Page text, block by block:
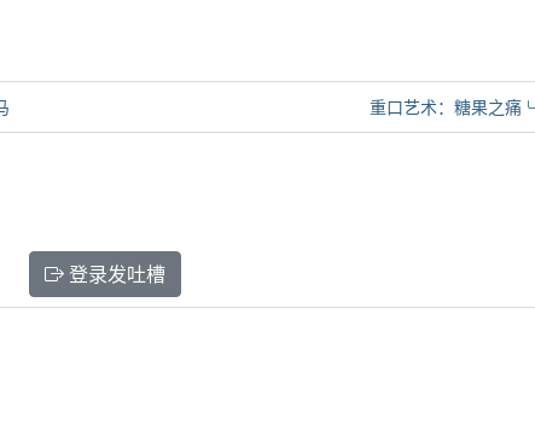
重口艺术：糖果之痛
登录发吐槽